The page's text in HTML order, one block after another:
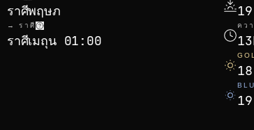
ราศีพฤษภ
→ ราศี
ราศีเมถุน 01:00
คว